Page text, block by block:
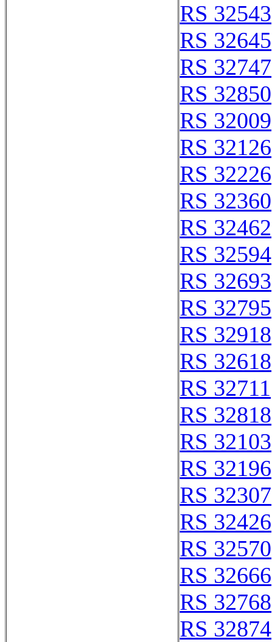
RS 32543
RS 32645
RS 32747
RS 32850
RS 32009
RS 32126
RS 32226
RS 32360
RS 32462
RS 32594
RS 32693
RS 32795
RS 32918
RS 32618
RS 32711
RS 32818
RS 32103
RS 32196
RS 32307
RS 32426
RS 32570
RS 32666
RS 32768
RS 32874